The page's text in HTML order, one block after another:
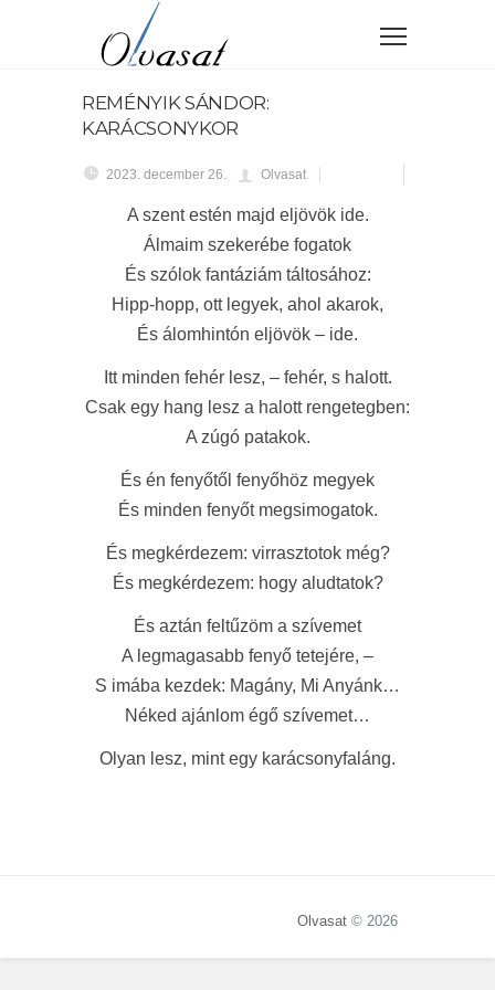
REMÉNYIK SÁNDOR:
KARÁCSONYKOR
2023. december 26. Olvasat
A szent estén majd eljövök ide.
Álmaim szekerébe fogatok
És szólok fantáziám táltosához:
Hipp-hopp, ott legyek, ahol akarok,
És álomhintón eljövök – ide.
Itt minden fehér lesz, – fehér, s halott.
Csak egy hang lesz a halott rengetegben:
A zúgó patakok.
És én fenyőtől fenyőhöz megyek
És minden fenyőt megsimogatok.
És megkérdezem: virrasztotok még?
És megkérdezem: hogy aludtatok?
És aztán feltűzöm a szívemet
A legmagasabb fenyő tetejére, –
S imába kezdek: Magány, Mi Anyánk…
Néked ajánlom égő szívemet…
Olyan lesz, mint egy karácsonyfaláng.
Olvasat © 2026